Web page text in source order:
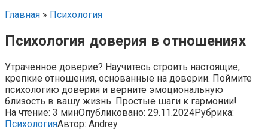
Главная » Психология
Психология доверия в отношениях
Утраченное доверие? Научитесь строить настоящие,
крепкие отношения, основанные на доверии. Поймите
психологию доверия и верните эмоциональную
близость в вашу жизнь. Простые шаги к гармонии!
На чтение: 3 минОпубликовано: 29.11.2024Рубрика:
ПсихологияАвтор: Andrey